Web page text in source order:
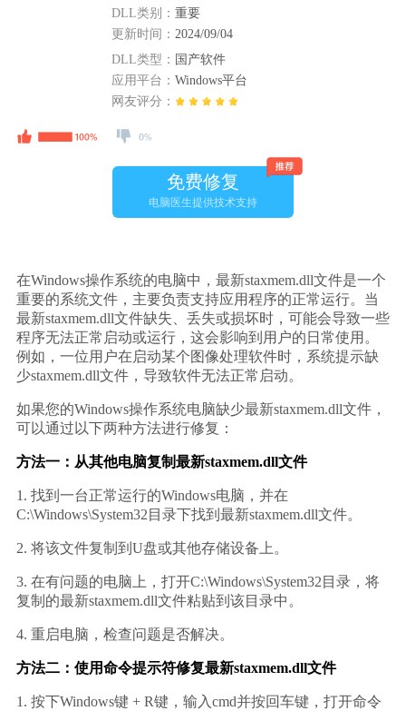
DLL类别： 重要
更新时间： 2024/09/04
DLL类型： 国产软件
应用平台： Windows平台
网友评分：
免费修复
电脑医生提供技术支持
在Windows操作系统的电脑中，最新staxmem.dll文件是一个
重要的系统文件，主要负责支持应用程序的正常运行。当
最新staxmem.dll文件缺失、丢失或损坏时，可能会导致一些
程序无法正常启动或运行，这会影响到用户的日常使用。
例如，一位用户在启动某个图像处理软件时，系统提示缺
少staxmem.dll文件，导致软件无法正常启动。
如果您的Windows操作系统电脑缺少最新staxmem.dll文件，
可以通过以下两种方法进行修复：
方法一：从其他电脑复制最新staxmem.dll文件
1. 找到一台正常运行的Windows电脑，并在
C:\Windows\System32目录下找到最新staxmem.dll文件。
2. 将该文件复制到U盘或其他存储设备上。
3. 在有问题的电脑上，打开C:\Windows\System32目录，将
复制的最新staxmem.dll文件粘贴到该目录中。
4. 重启电脑，检查问题是否解决。
方法二：使用命令提示符修复最新staxmem.dll文件
1. 按下Windows键 + R键，输入cmd并按回车键，打开命令